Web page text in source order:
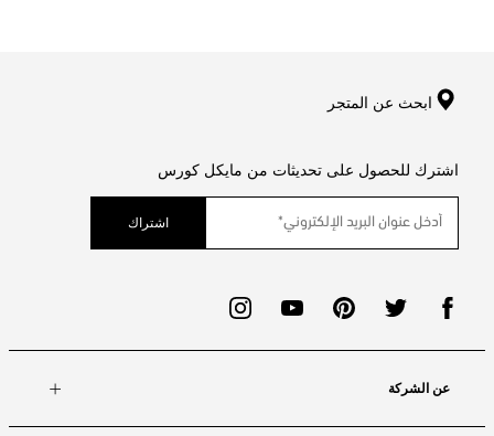
ابحث عن المتجر
اشترك للحصول على تحديثات من مايكل كورس
اشتراك
عن الشركة